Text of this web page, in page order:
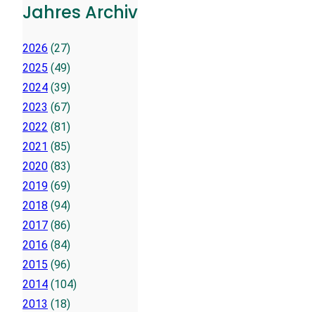
Jahres Archiv
2026 (27)
2025 (49)
2024 (39)
2023 (67)
2022 (81)
2021 (85)
2020 (83)
2019 (69)
2018 (94)
2017 (86)
2016 (84)
2015 (96)
2014 (104)
2013 (18)